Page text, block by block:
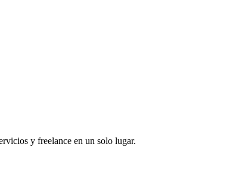
y freelance en un solo lugar.